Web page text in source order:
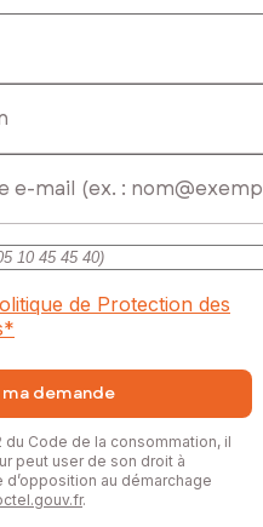
de Protection des
*
ma demande
du Code de la consommation, il
peut user de son droit à
d’opposition au démarchage
.